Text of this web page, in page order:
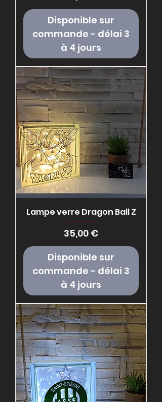
Disponible sur
commande - délai 3
à 4 jours
Lampe verre Dragon Ball Z
Prix
35,00 €
Disponible sur
commande - délai 3
à 4 jours